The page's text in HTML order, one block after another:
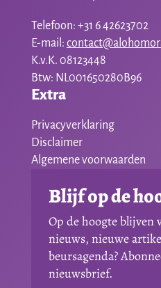
Telefoon: +31 6 42623702
E-mail:
K.v.K. 08123448
Btw: NL001650280B96
Extra
Privacyverklaring
Disclaimer
Algemene voorwaarden
Blijf op de
Op de hoogte blijven
nieuws, nieuwe
beursagenda?
nieuwsbrief.